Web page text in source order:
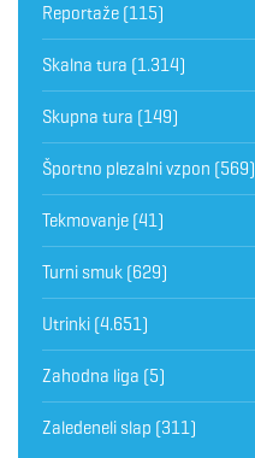
Reportaže (115)
Skalna tura (1.314)
Skupna tura (149)
Športno plezalni vzpon (569)
Tekmovanje (41)
Turni smuk (629)
Utrinki (4.651)
Zahodna liga (5)
Zaledeneli slap (311)